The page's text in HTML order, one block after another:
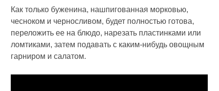
Как только буженина, нашпигованная морковью,
чесноком и черносливом, будет полностью готова,
переложить ее на блюдо, нарезать пластинками или
ломтиками, затем подавать с каким-нибудь овощным
гарниром и салатом.